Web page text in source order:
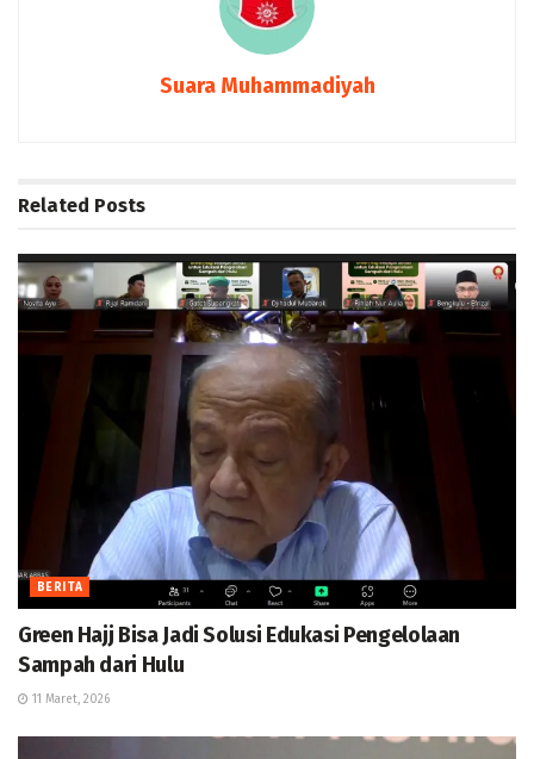
Suara Muhammadiyah
Related Posts
BERITA
Green Hajj Bisa Jadi Solusi Edukasi Pengelolaan
Sampah dari Hulu
11 Maret, 2026